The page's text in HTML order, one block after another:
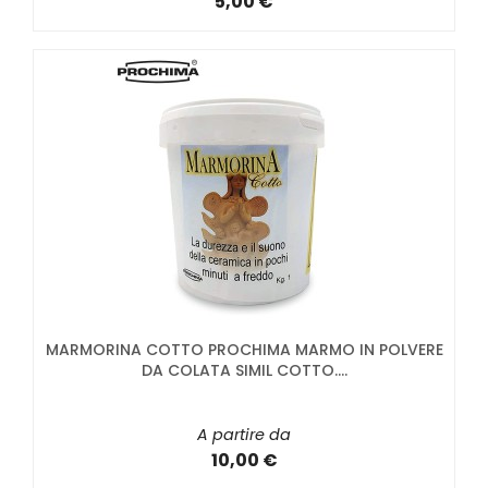
MARMORINA COTTO PROCHIMA MARMO IN POLVERE
DA COLATA SIMIL COTTO....
A partire da
10,00 €